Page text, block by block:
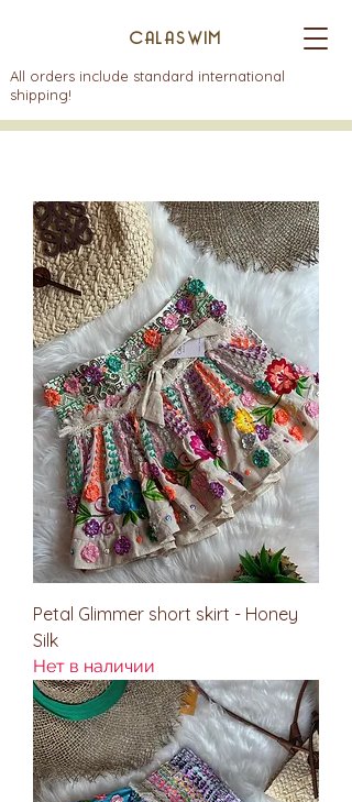
All orders include standard international
shipping!
CALASWIM
Petal Glimmer short skirt - Honey
Silk
Нет в наличии